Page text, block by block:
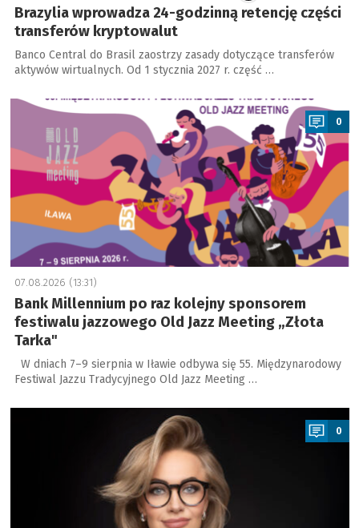
Brazylia wprowadza 24-godzinną retencję części
transferów kryptowalut
Banco Central do Brasil zaostrzy zasady dotyczące transferów
aktywów wirtualnych. Od 1 stycznia 2027 r. część …
a
0
07.08.2026 (13:31)
Bank Millennium po raz kolejny sponsorem
festiwalu jazzowego Old Jazz Meeting „Złota
Tarka"
W dniach 7–9 sierpnia w Iławie odbywa się 55. Międzynarodowy
Festiwal Jazzu Tradycyjnego Old Jazz Meeting …
a
0